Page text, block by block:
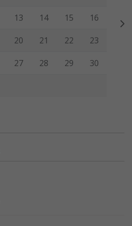
13 14 15 16
20 21 22 23
27 28 29 30